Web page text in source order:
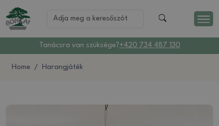
Tanácsra van szüksége?+420 734 487 130
Home Harangjáték